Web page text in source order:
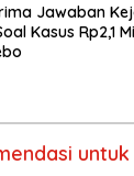
Jawaban
Kasus Rp2,1